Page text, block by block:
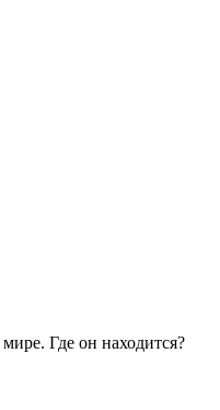
Где он находится?